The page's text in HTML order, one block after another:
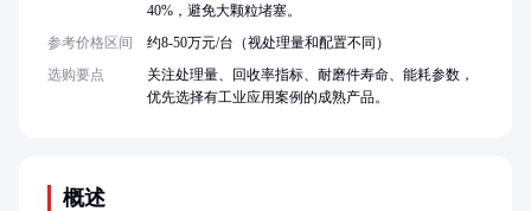
概述
40%，避免大颗粒堵塞。
参考价格区间
约8-50万元/台（视处理量和配置不同）
选购要点
关注处理量、回收率指标、耐磨件寿命、能耗参数，
优先选择有工业应用案例的成熟产品。